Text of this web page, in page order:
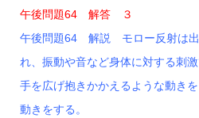
午後問題64 解答 ３
午後問題64 解説 モロー反射は出
れ、振動や音など身体に対する刺
手を広げ抱きかかえるような動き
動きをする。